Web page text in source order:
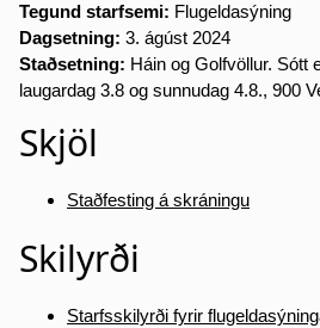
Tegund starfsemi: Flugeldasýning
Dagsetning: 3. ágúst 2024
Staðsetning: Háin og Golfvöllur. Sótt
laugardag 3.8 og sunnudag 4.8., 900
Skjöl
Staðfesting á skráningu
Skilyrði
Starfsskilyrði fyrir